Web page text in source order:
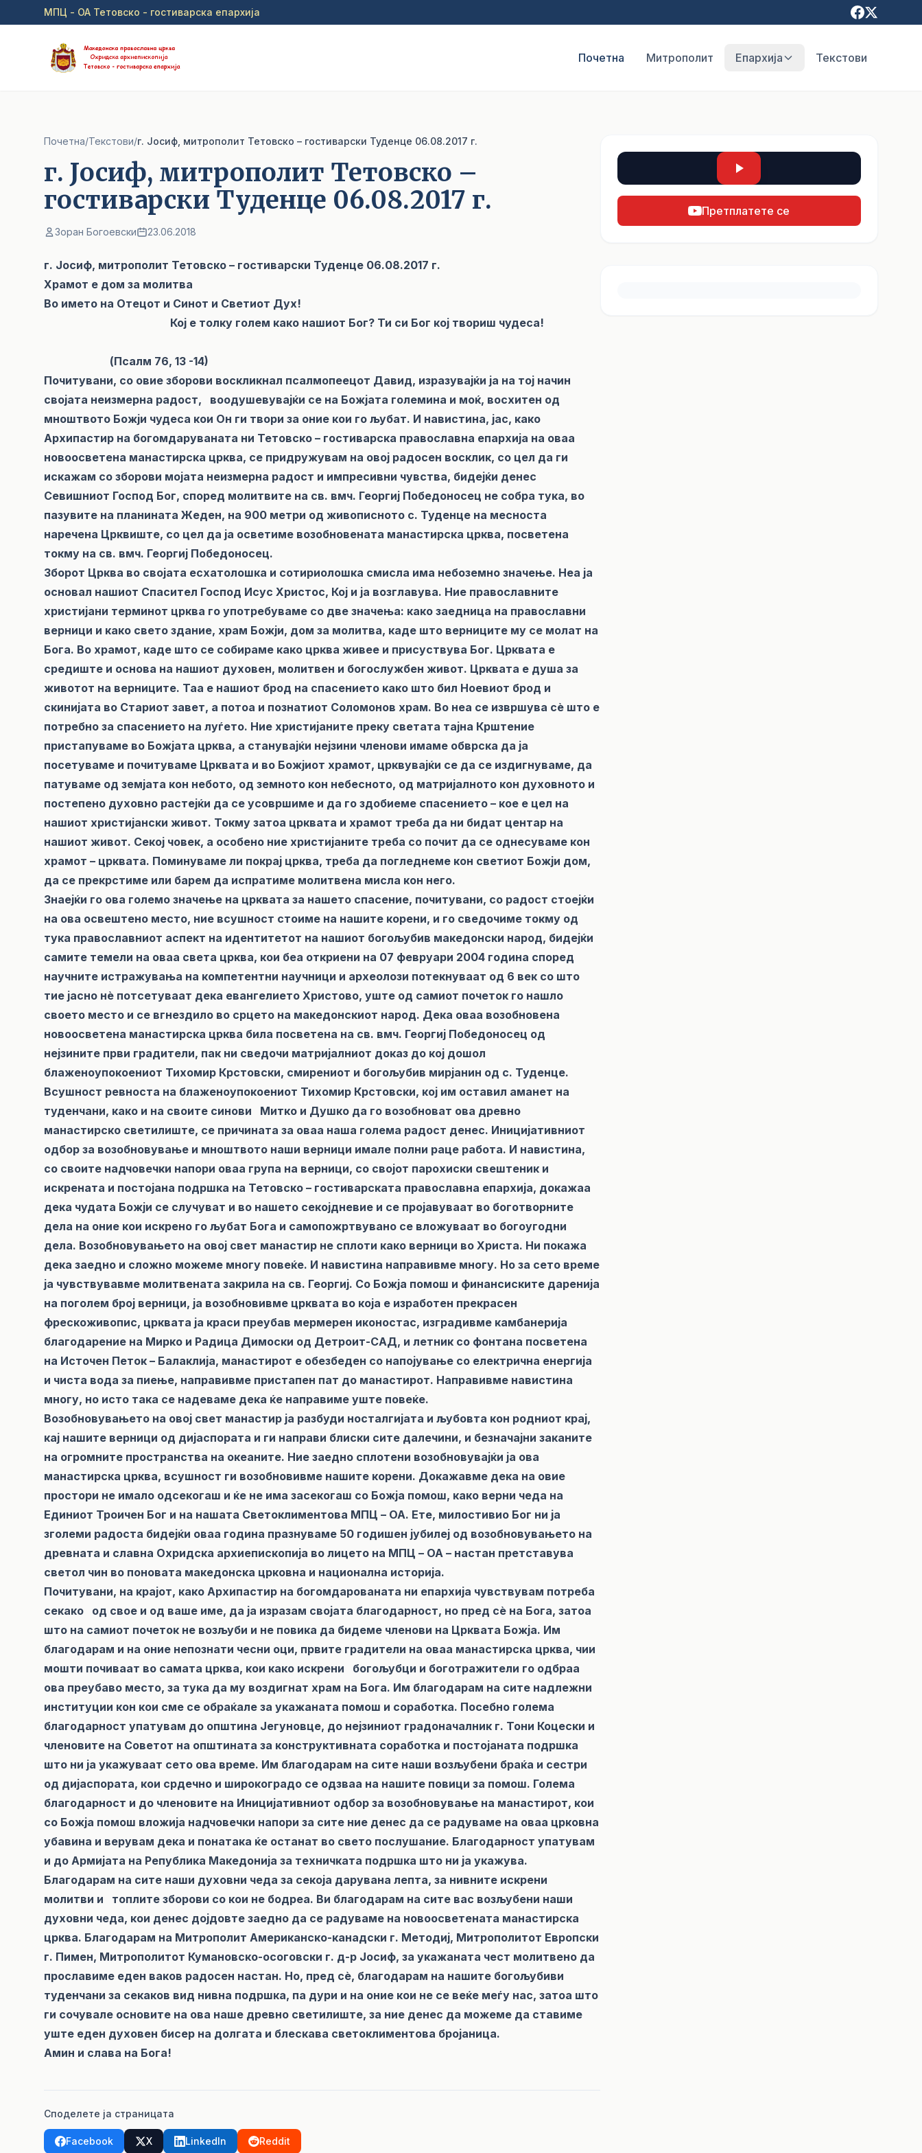
Прејди на главна содржина
МПЦ - ОА Тетовско - гостиварска епархија
Почетна Митрополит Епархија Текстови
Почетна/Текстови/г. Јосиф, митрополит Тетовско – гостиварски Туденце 06.08.2017 г.
г. Јосиф, митрополит Тетовско –
гостиварски Туденце 06.08.2017 г.
Зоран Богоевски 23.06.2018
г. Јосиф, митрополит Тетовско – гостиварски Туденце 06.08.2017 г.
Храмот е дом за молитва
Во името на Отецот и Синот и Светиот Дух!
Кој е толку голем како нашиот Бог? Ти си Бог кој твориш чудеса!
(Псалм 76, 13 -14)
Почитувани, со овие зборови воскликнал псалмопеецот Давид, изразувајќи ја на тој начин
својата неизмерна радост, воодушевувајќи се на Божјата големина и моќ, восхитен од
мноштвото Божји чудеса кои Он ги твори за оние кои го љубат. И навистина, јас, како
Архипастир на богомдаруваната ни Тетовско – гостиварска православна епархија на оваа
новоосветена манастирска црква, се придружувам на овој радосен восклик, со цел да ги
искажам со зборови мојата неизмерна радост и импресивни чувства, бидејќи денес
Севишниот Господ Бог, според молитвите на св. вмч. Георгиј Победоносец не собра тука, во
пазувите на планината Жеден, на 900 метри од живописното с. Туденце на месноста
наречена Црквиште, со цел да ја осветиме возобновената манастирска црква, посветена
токму на св. вмч. Георгиј Победоносец.
Зборот Црква во својата есхатолошка и сотириолошка смисла има небоземно значење. Неа ја
основал нашиот Спасител Господ Исус Христос, Кој и ја возглавува. Ние православните
христијани терминот црква го употребуваме со две значења: како заедница на православни
верници и како свето здание, храм Божји, дом за молитва, каде што верниците му се молат на
Бога. Во храмот, каде што се собираме како црква живее и присуствува Бог. Црквата е
средиште и основа на нашиот духовен, молитвен и богослужбен живот. Црквата е душа за
животот на верниците. Таа е нашиот брод на спасението како што бил Ноевиот брод и
скинијата во Стариот завет, а потоа и познатиот Соломонов храм. Во неа се извршува сѐ што е
потребно за спасението на луѓето. Ние христијаните преку светата тајна Крштение
пристапуваме во Божјата црква, а станувајќи нејзини членови имаме обврска да ја
посетуваме и почитуваме Црквата и во Божјиот храмот, црквувајќи се да се издигнуваме, да
патуваме од земјата кон небото, од земното кон небесното, од матријалното кон духовното и
постепено духовно растејќи да се усовршиме и да го здобиеме спасението – кое е цел на
нашиот христијански живот. Токму затоа црквата и храмот треба да ни бидат центар на
нашиот живот. Секој човек, а особено ние христијаните треба со почит да се однесуваме кон
храмот – црквата. Поминуваме ли покрај црква, треба да погледнеме кон светиот Божји дом,
да се прекрстиме или барем да испратиме молитвена мисла кон него.
Знаејќи го ова големо значење на црквата за нашето спасение, почитувани, со радост стоејќи
на ова освештено место, ние всушност стоиме на нашите корени, и го сведочиме токму од
тука православниот аспект на идентитетот на нашиот богољубив македонски народ, бидејќи
самите темели на оваа света црква, кои беа откриени на 07 февруари 2004 година според
научните истражувања на компетентни научници и археолози потекнуваат од 6 век со што
тие јасно нѐ потсетуваат дека евангелието Христово, уште од самиот почеток го нашло
своето место и се вгнездило во срцето на македонскиот народ. Дека оваа возобновена
новоосветена манастирска црква била посветена на св. вмч. Георгиј Победоносец од
нејзините први градители, пак ни сведочи матријалниот доказ до кој дошол
блаженоупокоениот Тихомир Крстовски, смирениот и богољубив мирјанин од с. Туденце.
Всушност ревноста на блаженоупокоениот Тихомир Крстовски, кој им оставил аманет на
туденчани, како и на своите синови Митко и Душко да го возобноват ова древно
манастирско светилиште, се причината за оваа наша голема радост денес. Иницијативниот
одбор за возобновување и мноштвото наши верници имале полни раце работа. И навистина,
со своите надчовечки напори оваа група на верници, со својот парохиски свештеник и
искрената и постојана подршка на Тетовско – гостиварската православна епархија, докажаа
дека чудата Божји се случуват и во нашето секојдневие и се пројавуваат во боготворните
дела на оние кои искрено го љубат Бога и самопожртвувано се вложуваат во богоугодни
дела. Возобновувањето на овој свет манастир не сплоти како верници во Христа. Ни покажа
дека заедно и сложно можеме многу повеќе. И навистина направивме многу. Но за сето време
ја чувствувавме молитвената закрила на св. Георгиј. Со Божја помош и финансиските даренија
на поголем број верници, ја возобновивме црквата во која е изработен прекрасен
фрескоживопис, црквата ја краси преубав мермерен иконостас, изградивме камбанерија
благодарение на Мирко и Радица Димоски од Детроит-САД, и летник со фонтана посветена
на Источен Петок – Балаклија, манастирот е обезбеден со напојување со електрична енергија
и чиста вода за пиење, направивме пристапен пат до манастирот. Направивме навистина
многу, но исто така се надеваме дека ќе направиме уште повеќе.
Возобновувањето на овој свет манастир ја разбуди носталгијата и љубовта кон родниот крај,
кај нашите верници од дијаспората и ги направи блиски сите далечини, и безначајни заканите
на огромните пространства на океаните. Ние заедно сплотени возобновувајќи ја ова
манастирска црква, всушност ги возобновивме нашите корени. Докажавме дека на овие
простори не имало одсекогаш и ќе не има засекогаш со Божја помош, како верни чеда на
Единиот Троичен Бог и на нашата Светоклиментова МПЦ – ОА. Ете, милостивио Бог ни ја
зголеми радоста бидејќи оваа година празнуваме 50 годишен јубилеј од возобновувањето на
древната и славна Охридска архиепископија во лицето на МПЦ – ОА – настан претставува
светол чин во поновата македонска црковна и национална историја.
Почитувани, на крајот, како Архипастир на богомдарованата ни епархија чувствувам потреба
секако од свое и од ваше име, да ја изразам својата благодарност, но пред сѐ на Бога, затоа
што на самиот почеток не возљуби и не повика да бидеме членови на Црквата Божја. Им
благодарам и на оние непознати чесни оци, првите градители на оваа манастирска црква, чии
мошти почиваат во самата црква, кои како искрени богољубци и боготражители го одбраа
ова преубаво место, за тука да му воздигнат храм на Бога. Им благодарам на сите надлежни
институции кон кои сме се обраќале за укажаната помош и соработка. Посебно голема
благодарност упатувам до oпштина Јегуновце, до нејзиниот градоначалник г. Тони Коцески и
членовите на Советот на општината за конструктивната соработка и постојаната подршка
што ни ја укажуваат сето ова време. Им благодарам на сите наши возљубени браќа и сестри
од дијаспората, кои срдечно и широкоградо се одзваа на нашите повици за помош. Голема
благодарност и до членовите на Иницијативниот одбор за возобновување на манастирот, кои
со Божја помош вложија надчовечки напори за сите ние денес да се радуваме на оваа црковна
убавина и верувам дека и понатака ќе останат во свето послушание. Благодарност упатувам
и до Армијата на Република Македонија за техничката подршка што ни ја укажува.
Благодарам на сите наши духовни чеда за секоја дарувана лепта, за нивните искрени
молитви и топлите зборови со кои не бодреа. Ви благодарам на сите вас возљубени наши
духовни чеда, кои денес дојдовте заедно да се радуваме на новоосветената манастирска
црква. Благодарам на Митрополит Американско-канадски г. Методиј, Митрополитот Европски
г. Пимен, Митрополитот Кумановско-осоговски г. д-р Јосиф, за укажаната чест молитвено да
прославиме еден ваков радосен настан. Но, пред сѐ, благодарам на нашите богољубиви
туденчани за секаков вид нивна подршка, па дури и на оние кои не се веќе меѓу нас, затоа што
ги сочувале основите на ова наше древно светилиште, за ние денес да можеме да ставиме
уште еден духовен бисер на долгата и блескава светоклиментова бројаница.
Амин и слава на Бога!
Споделете ја страницата
Facebook X LinkedIn Reddit
Претплатете се